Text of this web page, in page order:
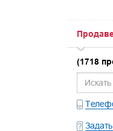
(1718